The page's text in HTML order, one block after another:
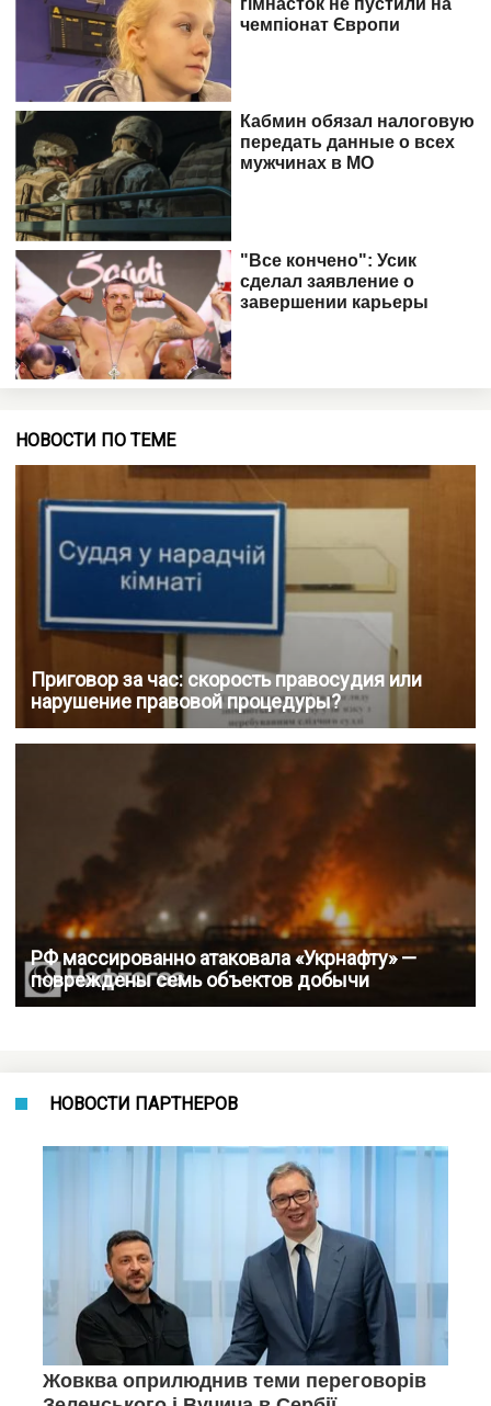
НОВОСТИ ПО ТЕМЕ
Приговор за час: скорость правосудия или
нарушение правовой процедуры?
РФ массированно атаковала «Укрнафту» —
повреждены семь объектов добычи
НОВОСТИ ПАРТНЕРОВ